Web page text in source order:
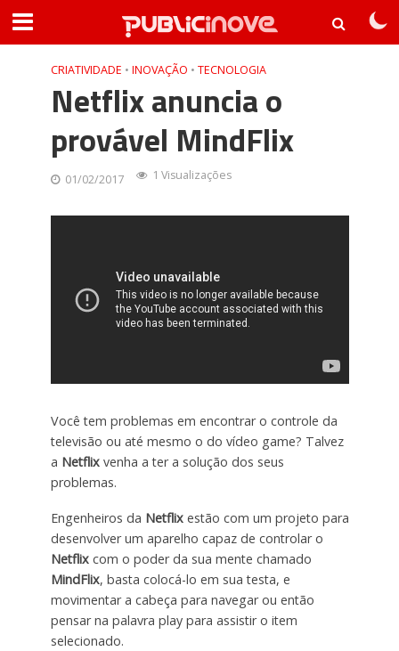
CRIATIVIDADE • INOVAÇÃO • TECNOLOGIA
Netflix anuncia o
provável MindFlix
01/02/2017 1 Visualizações
Você tem problemas em encontrar o controle da
televisão ou até mesmo o do vídeo game? Talvez
a Netflixvenha a ter a solução dos seus
problemas.
Engenheiros da Netflixestão com um projeto para
desenvolver um aparelho capaz de controlar o
Netflixcom o poder da sua mente chamado
MindFlix, basta colocá-lo em sua testa, e
movimentar a cabeça para navegar ou então
pensar na palavra play para assistir o item
selecionado.